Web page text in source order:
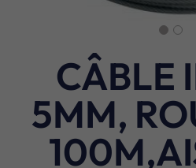
CÂBLE
5MM,